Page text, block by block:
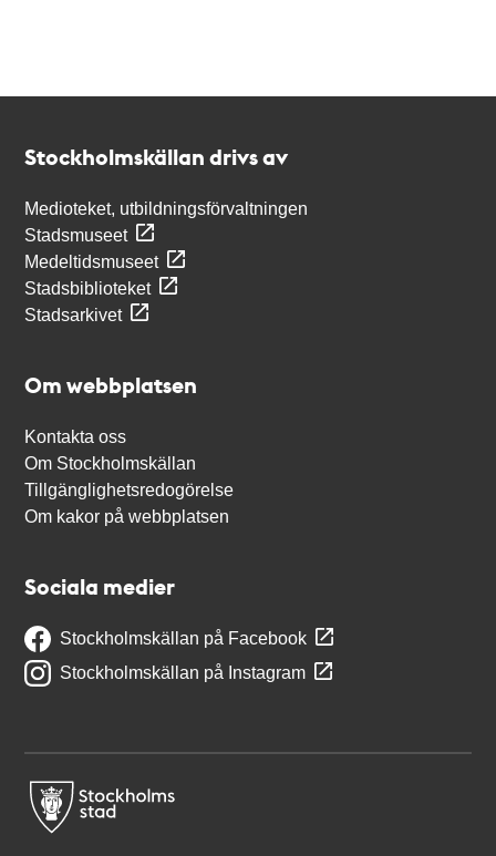
Stockholmskällan drivs av
Medioteket, utbildningsförvaltningen
Stadsmuseet
Medeltidsmuseet
Stadsbiblioteket
Stadsarkivet
Om webbplatsen
Kontakta oss
Om Stockholmskällan
Tillgänglighetsredogörelse
Om kakor på webbplatsen
Sociala medier
Stockholmskällan på Facebook
Stockholmskällan på Instagram